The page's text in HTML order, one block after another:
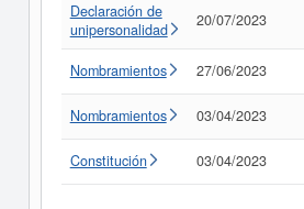
Declaración de
unipersonalidad
20/07/2023
Nombramientos 27/06/2023
Nombramientos 03/04/2023
Constitución 03/04/2023